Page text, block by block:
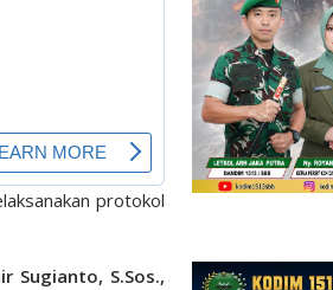
protokol
Sugianto, S.Sos.,